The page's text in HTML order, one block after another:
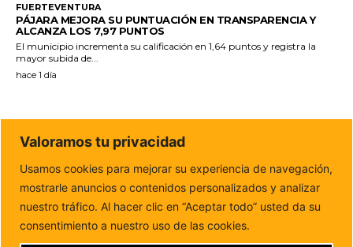
FUERTEVENTURA
PÁJARA MEJORA SU PUNTUACIÓN EN TRANSPARENCIA Y
ALCANZA LOS 7,97 PUNTOS
El municipio incrementa su calificación en 1,64 puntos y registra la
mayor subida de...
hace 1 día